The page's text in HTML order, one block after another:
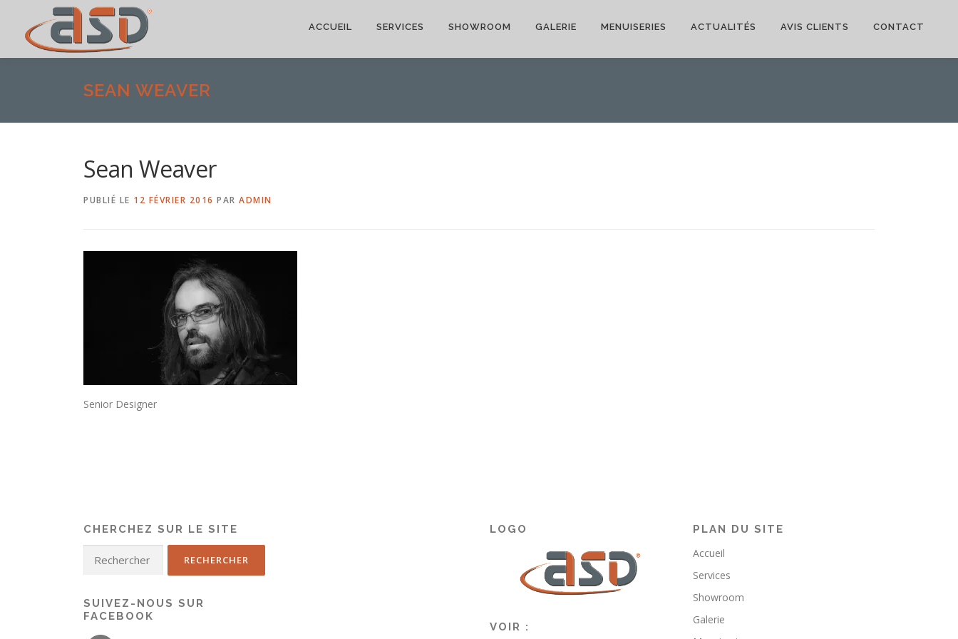
ACCUEIL SERVICES SHOWROOM GALERIE MENUISERIES ACTUALITÉS AVIS CLIENTS CONTACT
SEAN WEAVER
Sean Weaver
PUBLIÉ LE 12 FÉVRIER 2016 PAR ADMIN
Senior Designer
CHERCHEZ SUR LE SITE
SUIVEZ-NOUS SUR
FACEBOOK
LOGO
VOIR :
PLAN DU SITE
Accueil
Services
Showroom
Galerie